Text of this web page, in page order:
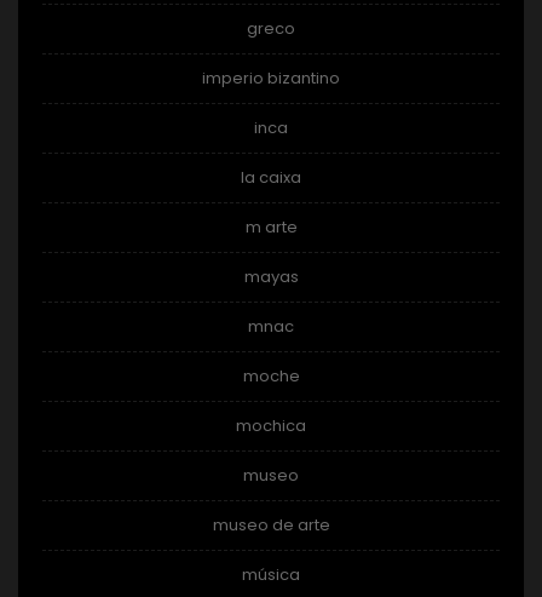
greco
imperio bizantino
inca
la caixa
m arte
mayas
mnac
moche
mochica
museo
museo de arte
música